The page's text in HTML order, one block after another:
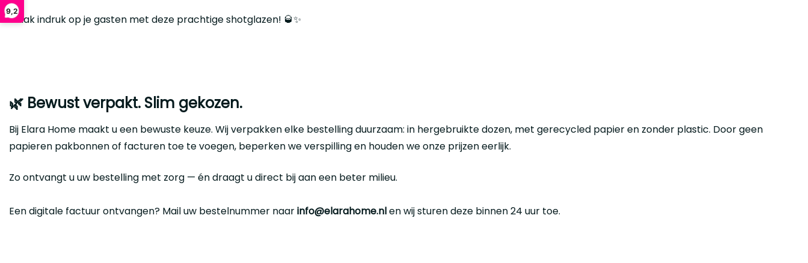
9,2
Maak indruk op je gasten met deze prachtige shotglazen! 🥃✨
🌿 Bewust verpakt. Slim gekozen.
Bij Elara Home maakt u een bewuste keuze. Wij verpakken elke bestelling duurzaam: in hergebruikte dozen, met gerecycled papier en zonder plastic. Door geen
papieren pakbonnen of facturen toe te voegen, beperken we verspilling en houden we onze prijzen eerlijk.
Zo ontvangt u uw bestelling met zorg — én draagt u direct bij aan een beter milieu.
Een digitale factuur ontvangen? Mail uw bestelnummer naarinfo@elarahome.nlen wij sturen deze binnen 24 uur toe.